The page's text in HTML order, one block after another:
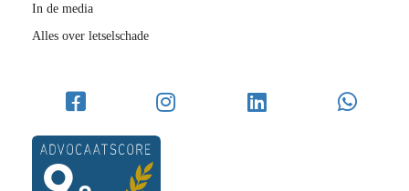
In de media
Alles over letselschade